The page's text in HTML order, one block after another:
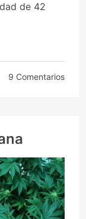
de 42
9 Comentarios